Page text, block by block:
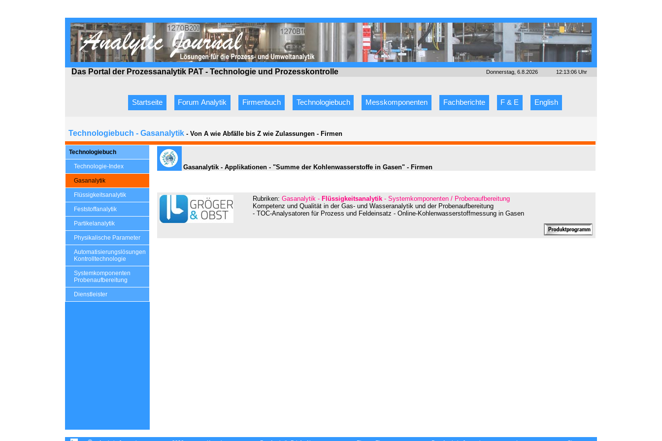
Das Portal der Prozessanalytik PAT - Technologie und Prozesskontrolle Donnerstag, 6.8.2026 12:13:06 Uhr
Startseite Forum Analytik Firmenbuch Technologiebuch Messkomponenten Fachberichte F & E English
Technologiebuch - Gasanalytik - Von A wie Abfälle bis Z wie Zulassungen - Firmen
Technologiebuch
Technologie-Index
Gasanalytik
Flüssigkeitsanalytik
Feststoffanalytik
Partikelanalytik
Physikalische Parameter
Automatisierungslösungen
Kontrolltechnologie
Systemkomponenten
Probenaufbereitung
Dienstleister
Gasanalytik - Applikationen - "Summe der Kohlenwasserstoffe in Gasen" - Firmen
Rubriken: Gasanalytik - Flüssigkeitsanalytik - Systemkomponenten / Probenaufbereitung
Kompetenz und Qualität in der Gas- und Wasseranalytik und der Probenaufbereitung
- TOC-Analysatoren für Prozess und Feldeinsatz - Online-Kohlenwasserstoffmessung in Gasen